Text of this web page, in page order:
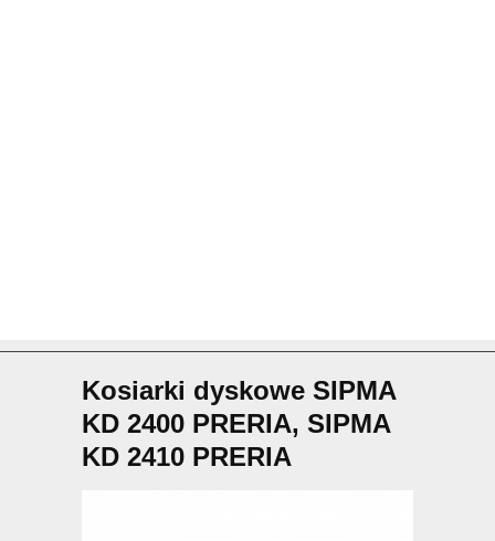
Kosiarki dyskowe SIPMA
KD 2400 PRERIA, SIPMA
KD 2410 PRERIA